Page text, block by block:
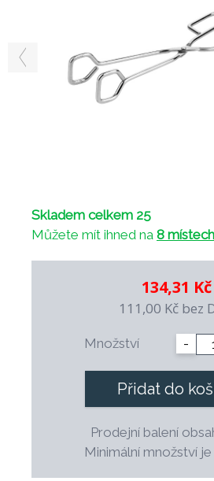
Skladem celkem 25
Můžete mít ihned na 8 místech
134,31 Kč
111,00 Kč bez
Množství -
Přidat do
Prodejní balení
Minimální množství